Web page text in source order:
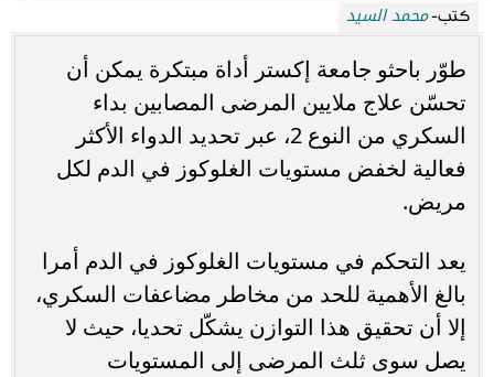
كتب-محمد السيد
طوّر باحثو جامعة إكستر أداة مبتكرة يمكن أن
تحسّن علاج ملايين المرضى المصابين بداء
السكري من النوع 2، عبر تحديد الدواء الأكثر
فعالية لخفض مستويات الغلوكوز في الدم لكل
مريض.
يعد التحكم في مستويات الغلوكوز في الدم أمرا
بالغ الأهمية للحد من مخاطر مضاعفات السكري،
إلا أن تحقيق هذا التوازن يشكّل تحديا، حيث لا
يصل سوى ثلث المرضى إلى المستويات